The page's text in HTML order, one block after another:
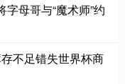
字母哥与“魔术师”约
不足错失世界杯商